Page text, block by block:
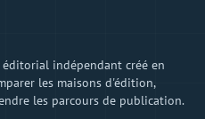
indépendant créé en
les maisons d'édition,
les parcours de publication.